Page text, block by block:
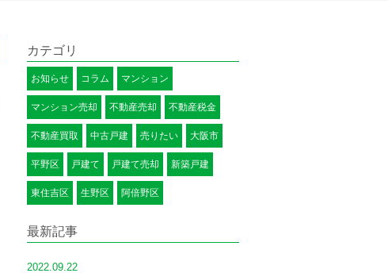
カテゴリ
お知らせ コラム マンション
マンション売却 不動産売却 不動産税金
不動産買取 中古戸建 売りたい 大阪市
平野区 戸建て 戸建て売却 新築戸建
東住吉区 生野区 阿倍野区
最新記事
2022.09.22